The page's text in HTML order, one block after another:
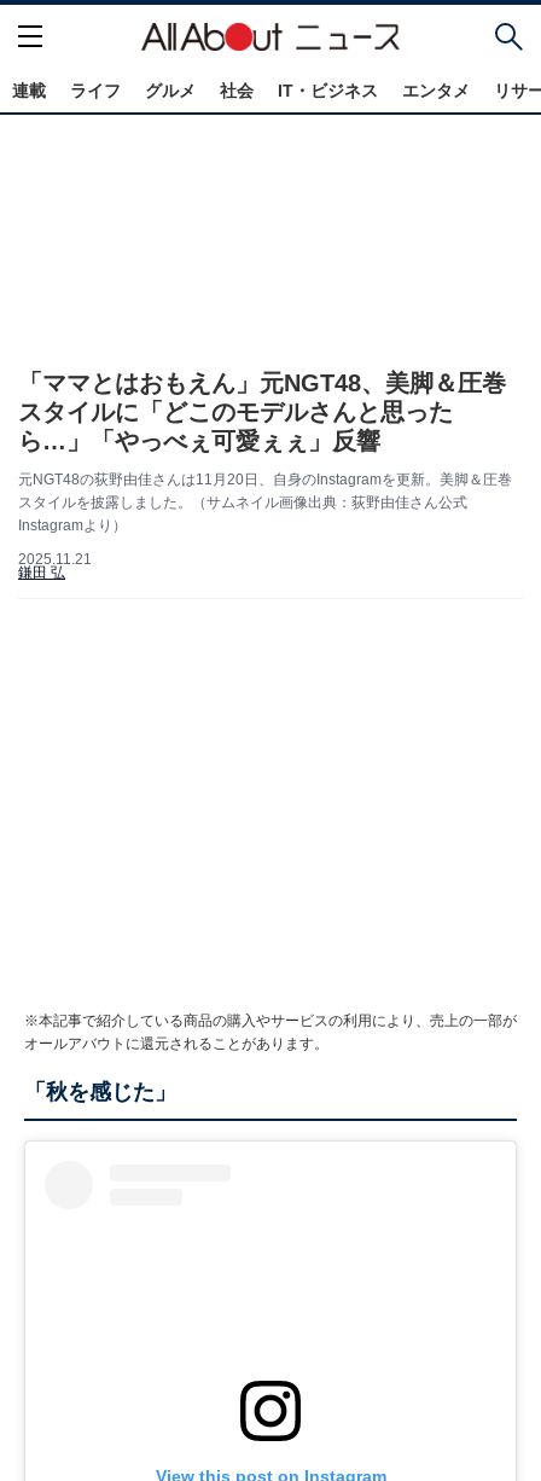
連載 ライフ グルメ 社会 IT・ビジネス エンタメ リサ
「ママとはおもえん」元NGT48、美脚＆圧巻
スタイルに「どこのモデルさんと思った
ら…」「やっべぇ可愛ぇぇ」反響
元NGT48の荻野由佳さんは11月20日、自身のInstagramを更新。美脚＆圧巻
スタイルを披露しました。（サムネイル画像出典：荻野由佳さん公式
Instagramより）
2025.11.21
鎌田 弘
※本記事で紹介している商品の購入やサービスの利用により、売上の一部が
オールアバウトに還元されることがあります。
「秋を感じた」
View this post on Instagram